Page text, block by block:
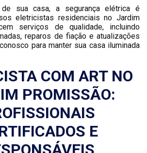
sua casa, a segurança elétrica é
eletricistas residenciais no Jardim
serviços de qualidade, incluindo
reparos de fiação e atualizações
para manter sua casa iluminada
COM ART NO
PROMISSÃO:
E